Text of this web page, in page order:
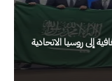
إلى روسيا الاتحادية